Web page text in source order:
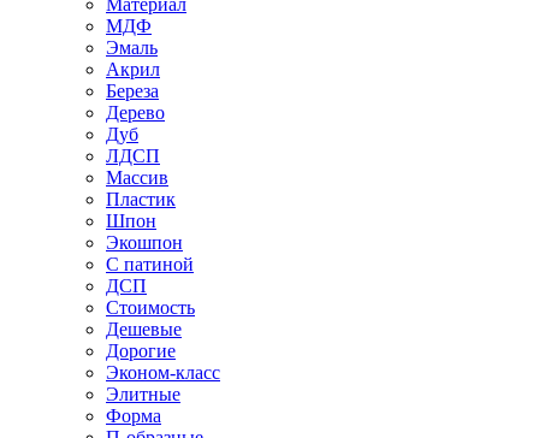
Материал
МДФ
Эмаль
Акрил
Береза
Дерево
Дуб
ЛДСП
Массив
Пластик
Шпон
Экошпон
С патиной
ДСП
Стоимость
Дешевые
Дорогие
Эконом-класс
Элитные
Форма